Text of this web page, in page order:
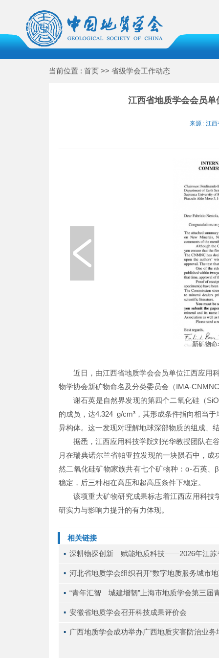
当前位置 : 首页 >> 省级学会工作动态
江西省地质学会会员
来源 : 江
新矿物
近日，由江西省地质学会会员单位江西应用
物学协会新矿物命名及分类委员会（IMA-
谢石英是自然界发现的第四个二氧化硅（
的成员，达4.324 g/cm³，其形成条件指向相当
异构体。这一发现对理解地球深部物质的组成、
据悉，江西应用科技学院刘光华教授团队在
月在瑞典诺尔兰省帕亚拉发现的一块陨石中，
然二氧化硅矿物家族共有七个矿物种：α-石英
稳定，后三种相在高压和超高压条件下稳定。
该项重大矿物研究成果标志着江西应用科
研实力与影响力提升的有力体现。
相关链接
▪ 深耕物探创新 赋能地质科技——2026年江苏
▪ 河北省地质学会组织召开“数字地质服务城市
▪ “青年汇智 城建增韧”上海市地质学会第三届
▪ 安徽省地质学会召开科技成果评价会
▪ 广西地质学会成功举办广西地质灾害防治业务